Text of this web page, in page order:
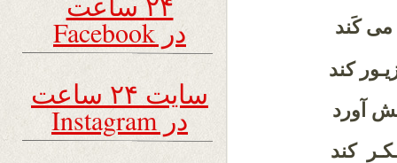
کَند
کند
آورد
کند
در Facebook
سایت ۲۴ ساعت
در Instagram